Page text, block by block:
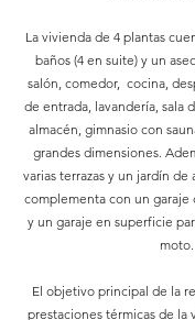
La vivienda de 4 plantas
baños (4 en suite) y un
salón, comedor, cocina,
de entrada, lavandería, sala
almacén, gimnasio con
grandes dimensiones.
varias terrazas y un jardín de
complementa con un garaje
y un garaje en superficie
moto.
El objetivo principal de la
prestaciones térmicas de la